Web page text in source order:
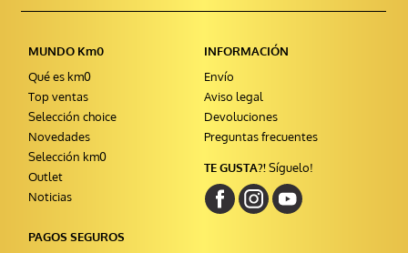
MUNDO Km0
Qué es km0
Top ventas
Selección choice
Novedades
Selección km0
Outlet
Noticias
INFORMACIÓN
Envío
Aviso legal
Devoluciones
Preguntas frecuentes
TE GUSTA?!Síguelo!
PAGOS SEGUROS